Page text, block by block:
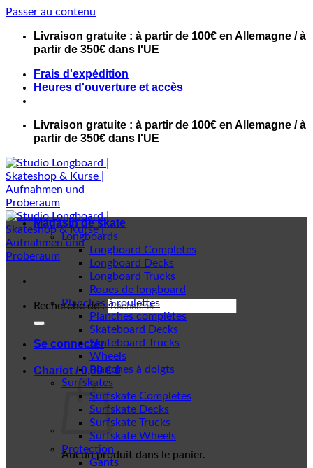
Passer au contenu
Livraison gratuite : à partir de 100€ en Allemagne / à
partir de 350€ dans l'UE
Frais d'expédition
Heures d'ouverture et accès
Livraison gratuite : à partir de 100€ en Allemagne / à
partir de 350€ dans l'UE
Recherche de :
Se connecter
Chariot /0,00€ 0
Aucun produit dans le panier.
Magasin de skate
Longboards
Longboard Completes
Longboard Decks
Longboard Trucks
Roues de longboard
Planches à roulettes
Planches complètes
Skateboard Decks
Skateboard Trucks
Wheels
Planches à doigts
Surfskates
Surfskate Completes
Surfskate Decks
Surfskate Trucks
Surfskate Wheels
Protection
Gants